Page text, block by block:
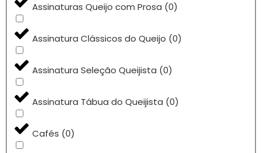
Assinaturas Queijo com Prosa (0)
Assinatura Clássicos do Queijo (0)
Assinatura Seleção Queijista (0)
Assinatura Tábua do Queijista (0)
Cafés (0)